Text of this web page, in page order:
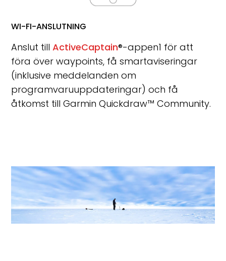
WI-FI-ANSLUTNING
Anslut tillActiveCaptain®-appen1 för att
föra över waypoints, få smartaviseringar
(inklusive meddelanden om
programvaruuppdateringar) och få
åtkomst till Garmin Quickdraw™ Community.